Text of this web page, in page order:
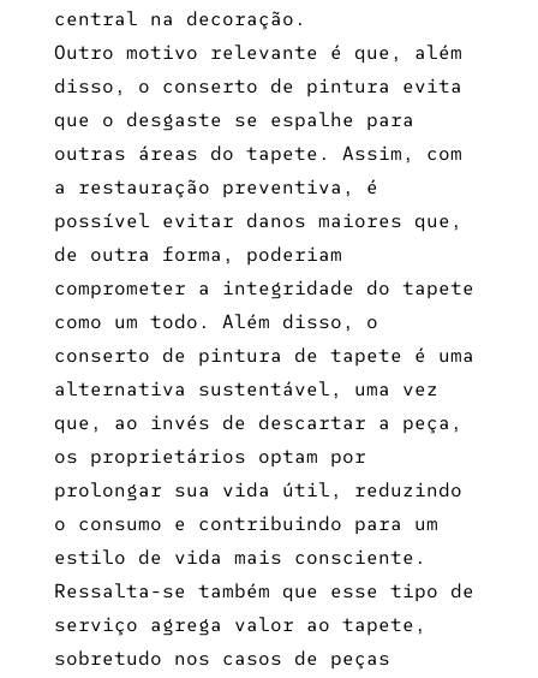
central na decoração.
Outro motivo relevante é que, além
disso, o conserto de pintura evita
que o desgaste se espalhe para
outras áreas do tapete. Assim, com
a restauração preventiva, é
possível evitar danos maiores que,
de outra forma, poderiam
comprometer a integridade do tapete
como um todo. Além disso, o
conserto de pintura de tapete é uma
alternativa sustentável, uma vez
que, ao invés de descartar a peça,
os proprietários optam por
prolongar sua vida útil, reduzindo
o consumo e contribuindo para um
estilo de vida mais consciente.
Ressalta-se também que esse tipo de
serviço agrega valor ao tapete,
sobretudo nos casos de peças